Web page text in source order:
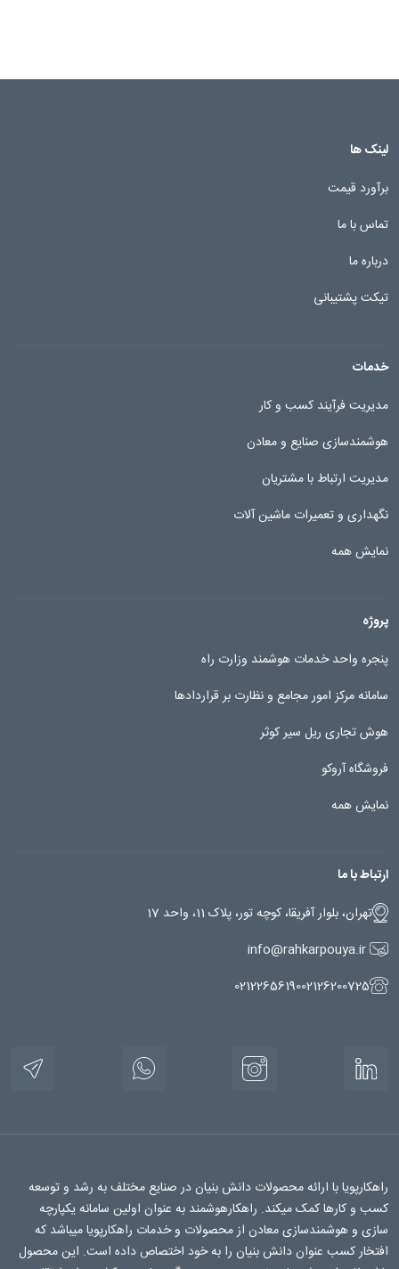
لینک ها
برآورد قیمت
تماس با ما
درباره ما
تیکت پشتیبانی
خدمات
مدیریت فرآیند کسب و کار
هوشمندسازی صنایع و معادن
مدیریت ارتباط با مشتریان
نگهداری و تعمیرات ماشین آلات
نمایش همه
پروژه
پنجره واحد خدمات هوشمند وزارت راه
سامانه مرکز امور مجامع و نظارت بر قراردادها
هوش تجاری ریل سیر کوثر
فروشگاه آروکو
نمایش همه
ارتباط با ما
تهران، بلوار آفریقا، کوچه تور، پلاک 11، واحد 17
info@rahkarpouya.ir
02126200725
02122656190
راهکارپویا با ارائه محصولات دانش بنیان در صنایع مختلف به رشد و توسعه
کسب و کارها کمک میکند. راهکارهوشمند به عنوان اولین سامانه یکپارچه
سازی و هوشمندسازی معادن از محصولات و خدمات راهکارپویا میباشد که
افتخار کسب عنوان دانش بنیان را به خود اختصاص داده است. این محصول